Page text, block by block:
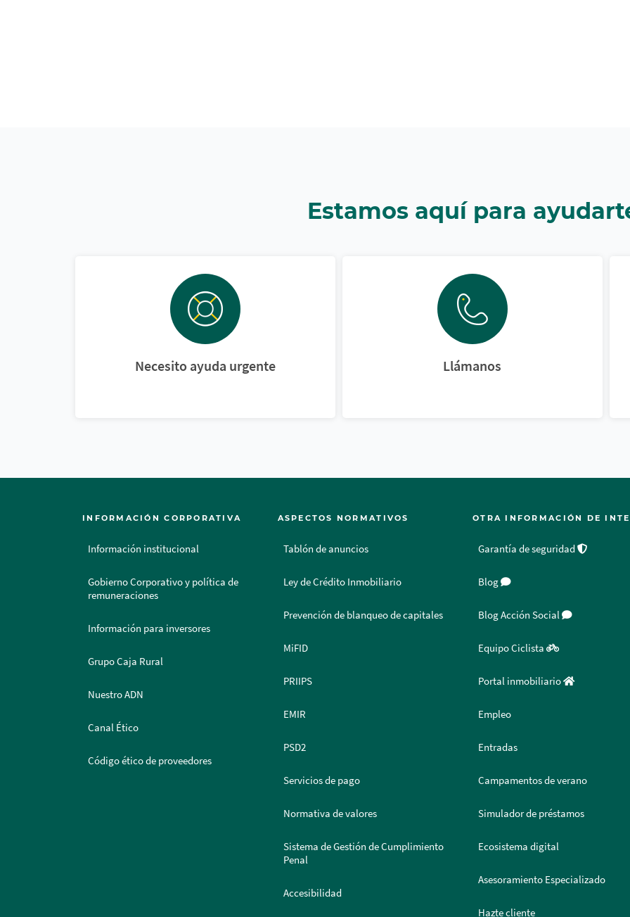
Estamos aquí para
Necesito ayuda urgente Llámanos
INFORMACIÓN CORPORATIVA
Información institucional
Gobierno Corporativo y política de
remuneraciones
Información para inversores
Grupo Caja Rural
Nuestro ADN
Canal Ético
Código ético de proveedores
ASPECTOS NORMATIVOS
Tablón de anuncios
Ley de Crédito Inmobiliario
Prevención de blanqueo de capitales
MiFID
PRIIPS
EMIR
PSD2
Servicios de pago
Normativa de valores
Sistema de Gestión de Cumplimiento
Penal
Accesibilidad
OTRA INFORMACIÓN DE
Garantía de seguridad
Blog
Blog Acción Social
Equipo Ciclista
Portal inmobiliario
Empleo
Entradas
Campamentos de verano
Simulador de préstamos
Ecosistema digital
Asesoramiento Especializado
Hazte cliente